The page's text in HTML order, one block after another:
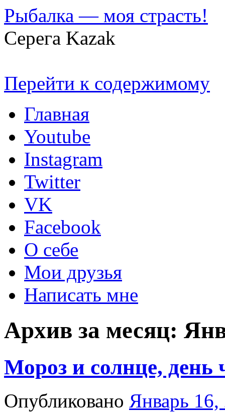
Рыбалка — моя страсть!
Серега Kazak
Перейти к содержимому
Главная
Youtube
Instagram
Twitter
VK
Facebook
О себе
Мои друзья
Написать мне
Архив за месяц:
Мороз и солнце, день
Опубликовано Январь 16,